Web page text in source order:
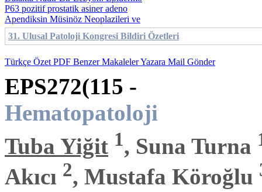
P63 pozitif prostatik asiner adeno
Apendiksin Müsinöz Neoplazileri ve
31. Ulusal Patoloji Kongresi Bildiri Özetleri
Türkçe Özet PDF Benzer MakalelerYazara Mail Gönder
EPS272(115 -
Hematopatoloji
Tuba Yiğit 1, Suna Turna
Akıcı 2, Mustafa Köroğlu